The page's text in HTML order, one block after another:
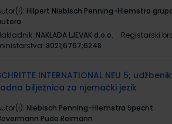
Hilpert Niebisch Penning-Hiemstra
NAKLADA LJEVAK d.o.o.
Registarski
8021;6767;6248
INTERNATIONAL NEU 5;
bilježnica za njemački jezik
Niebisch Penning-Hiemstra Specht
Pude Reimann